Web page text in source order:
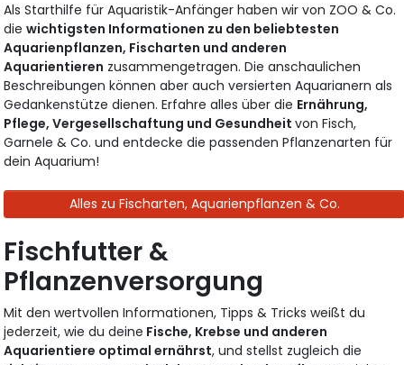
Als Starthilfe für Aquaristik-Anfänger haben wir von ZOO & Co.
diewichtigsten Informationen zu den beliebtesten
Aquarienpflanzen, Fischarten und anderen
Aquarientieren zusammengetragen. Die anschaulichen
Beschreibungen können aber auch versierten Aquarianern als
Gedankenstütze dienen. Erfahre alles über die Ernährung,
Pflege, Vergesellschaftung und Gesundheitvon Fisch,
Garnele & Co. und entdecke die passenden Pflanzenarten für
dein Aquarium!
Alles zu Fischarten, Aquarienpflanzen & Co.
Fischfutter &
Pflanzenversorgung
Mit den wertvollen Informationen, Tipps & Tricks weißt du
jederzeit, wie du deine Fische, Krebse und anderen
Aquarientiere optimal ernährst, und stellst zugleich die